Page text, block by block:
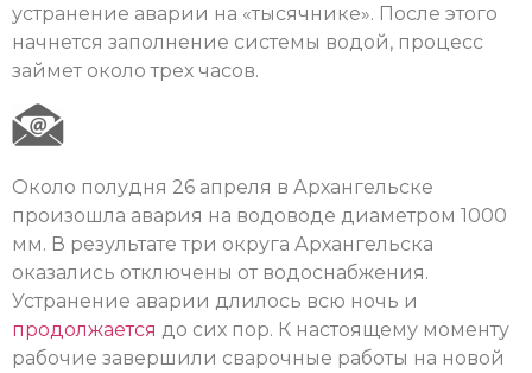
устранение аварии на «тысячнике». После этого
начнется заполнение системы водой, процесс
займет около трех часов.
Около полудня 26 апреля в Архангельске
произошла авария на водоводе диаметром 1000
мм. В результате три округа Архангельска
оказались отключены от водоснабжения.
Устранение аварии длилось всю ночь и
продолжается до сих пор. К настоящему моменту
рабочие завершили сварочные работы на новой